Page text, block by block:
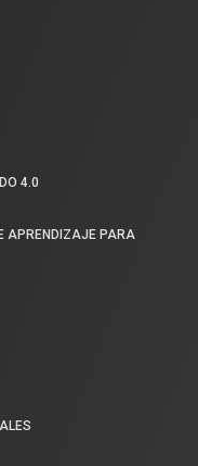
4.0
APRENDIZAJE PARA